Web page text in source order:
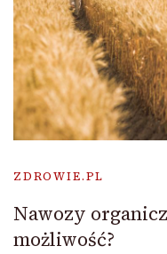
ZDROWIE.PL
Nawozy
możliwość?